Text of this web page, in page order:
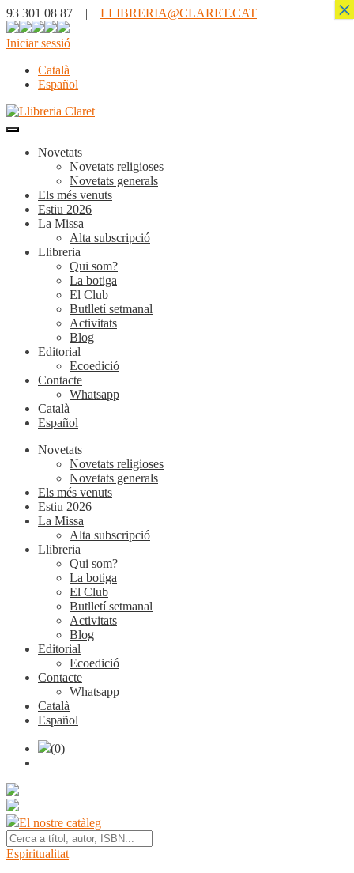
93 301 08 87 | LLIBRERIA@CLARET.CAT
Iniciar sessió
Català
Español
Novetats
Novetats religioses
Novetats generals
Els més venuts
Estiu 2026
La Missa
Alta subscripció
Llibreria
Qui som?
La botiga
El Club
Butlletí setmanal
Activitats
Blog
Editorial
Ecoedició
Contacte
Whatsapp
Català
Español
Novetats
Novetats religioses
Novetats generals
Els més venuts
Estiu 2026
La Missa
Alta subscripció
Llibreria
Qui som?
La botiga
El Club
Butlletí setmanal
Activitats
Blog
Editorial
Ecoedició
Contacte
Whatsapp
Català
Español
(0)
El nostre catàleg
Espiritualitat
×